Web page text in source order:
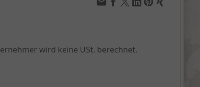
wird keine USt. berechnet.